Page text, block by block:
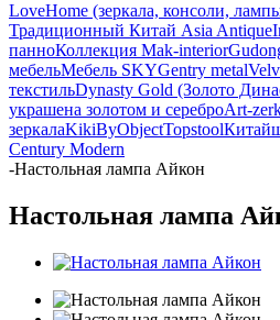
LoveHome (зеркала, консоли,
Традиционный Китай Asia Antique
панноКоллекция Mak-interior
мебельМебель SKYGentry metal
текстильDynasty Gold (Золото
украшена золотом и сереброArt-
зеркалаKikiByObjectTopstool
Century Modern
-Настольная лампа Айкон
Настольная лампа